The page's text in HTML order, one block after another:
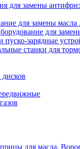
для замены
для замены
для
пуско-зарядные
станки для
для масла,